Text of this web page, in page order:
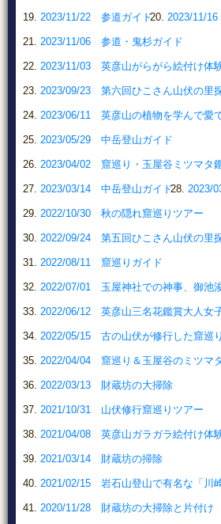
2023/11/22 参道ガイド 2023/11/
2023/11/06 参道・鬼杉ガイド
2023/11/03 英彦山がらがら絵付け体
2023/09/23 第六回ひこさん山伏の里
2023/06/11 英彦山の植物を学んで愛
2023/05/29 中岳登山ガイド
2023/04/02 窟巡り・玉屋谷ミツマタ
2023/03/14 中岳登山ガイド 2023/
2022/10/30 秋の隠れ窟巡りツアー
2022/09/24 第五回ひこさん山伏の里
2022/08/11 窟巡りガイド
2022/07/01 玉屋神社での神事、御池
2022/06/12 英彦山三名花鑑賞大人女
2022/05/15 古の山伏が修行した窟巡
2022/04/04 窟巡り＆玉屋谷のミツマ
2022/03/13 財蔵坊の大掃除
2021/10/31 山伏修行窟巡りツアー
2021/04/08 英彦山ガラガラ絵付け体
2021/03/14 財蔵坊の掃除
2021/02/15 岩石山登山で有名な「川
2020/11/28 財蔵坊の大掃除と片付け